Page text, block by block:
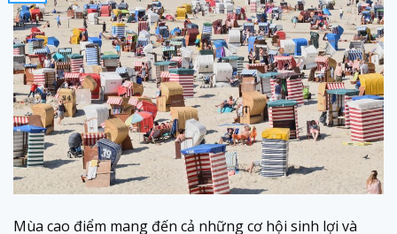
Mùa cao điểm mang đến cả những cơ hội sinh lợi và